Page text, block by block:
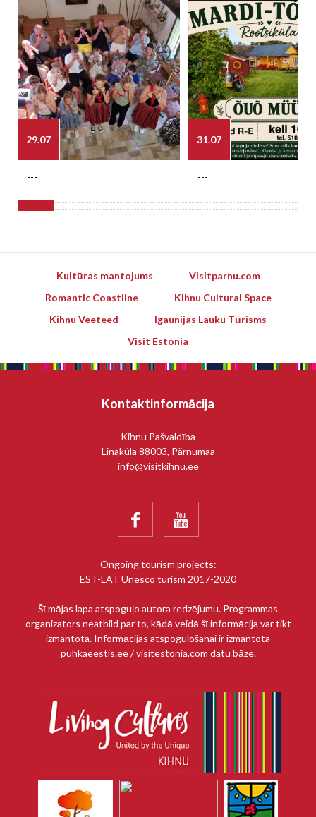
29.07
---
31.07
---
Kultūras mantojums
Visitparnu.com
Romantic Coastline
Kihnu Cultural Space
Kihnu Veeteed
Igaunijas Lauku Tūrisms
Visit Estonia
Kontaktinformācija
Kihnu Pašvaldība
Linaküla 88003, Pärnumaa
info@visitkihnu.ee
 
Ongoing tourism projects:
EST-LAT Unesco turism 2017-2020
Šī mājas lapa atspoguļo autora redzējumu. Programmas
organizators neatbild par to, kādā veidā šī informācija var tikt
izmantota. Informācijas atspoguļošanai ir izmantota
puhkaeestis.ee / visitestonia.com datu bāze.